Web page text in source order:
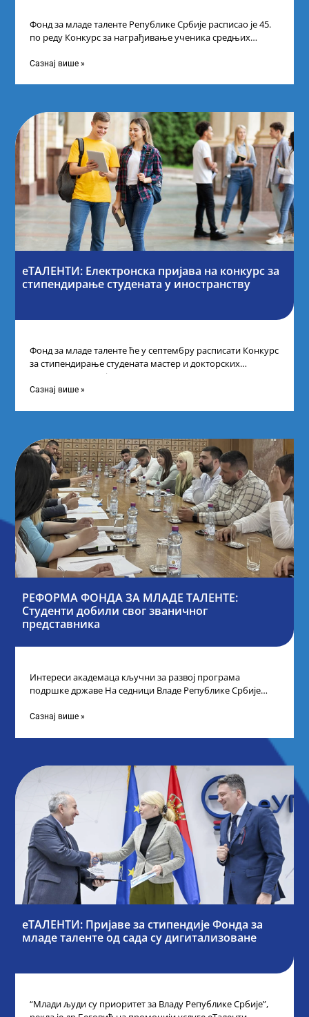
Фонд за младе таленте Републике Србије расписао је 45.
по реду Конкурс за награђивање ученика средњих
Сазнај више »
еТАЛЕНТИ: Електронска пријава на конкурс за
стипендирање студената у иностранству
Фонд за младе таленте ће у септембру расписати Конкурс
за стипендирање студената мастер и докторских
академских студија у иностранству, на
Сазнај више »
РЕФОРМА ФОНДА ЗА МЛАДЕ ТАЛЕНТЕ:
Студенти добили свог званичног
представника
Интереси академаца кључни за развој програма
подршке државе На седници Владе Републике Србије
Сазнај више »
еТАЛЕНТИ: Пријаве за стипендије Фонда за
младе таленте од сада су дигитализоване
“Млади људи су приоритет за Владу Републике Србије”,